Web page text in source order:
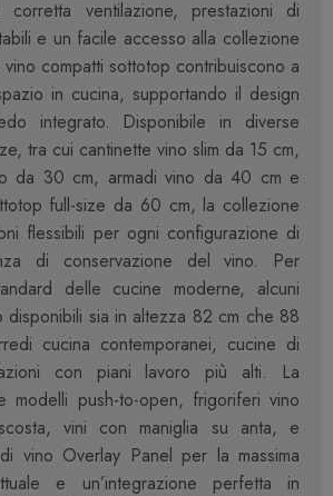
corretta ventilazione, prestazioni di
e un facile accesso alla collezione
compatti sottotop contribuiscono a
in cucina, supportando il design
integrato. Disponibile in diverse
tra cui cantinette vino slim da 15 cm,
da 30 cm, armadi vino da 40 cm e
full-size da 60 cm, la collezione
flessibili per ogni configurazione di
di conservazione del vino. Per
delle cucine moderne, alcuni
disponibili sia in altezza 82 cm che 88
cucina contemporanei, cucine di
con piani lavoro più alti. La
modelli push-to-open, frigoriferi vino
vini con maniglia su anta, e
vino Overlay Panel per la massima
e un’integrazione perfetta in